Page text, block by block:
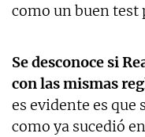
como un buen test
Se desconoce si
con las mismas
es evidente es que
como ya sucedió